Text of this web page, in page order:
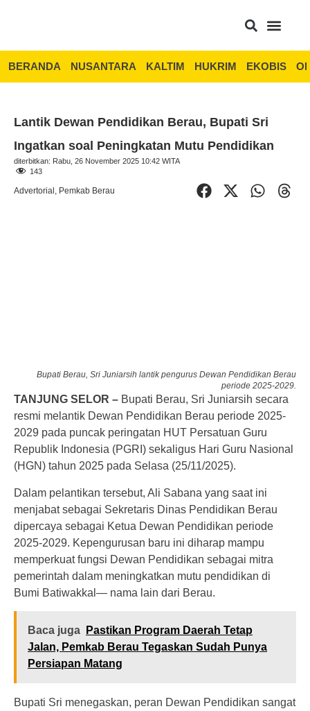
BERANDA NUSANTARA KALTIM HUKRIM EKOBIS
Lantik Dewan Pendidikan Berau, Bupati Sri
Ingatkan soal Peningkatan Mutu Pendidikan
diterbitkan: Rabu, 26 November 2025 10:42 WITA
143
Advertorial , Pemkab Berau
Bupati Berau, Sri Juniarsih lantik pengurus Dewan Pendidikan Berau
periode 2025-2029.
TANJUNG SELOR – Bupati Berau, Sri Juniarsih secara
resmi melantik Dewan Pendidikan Berau periode 2025-
2029 pada puncak peringatan HUT Persatuan Guru
Republik Indonesia (PGRI) sekaligus Hari Guru Nasional
(HGN) tahun 2025 pada Selasa (25/11/2025).
Dalam pelantikan tersebut, Ali Sabana yang saat ini
menjabat sebagai Sekretaris Dinas Pendidikan Berau
dipercaya sebagai Ketua Dewan Pendidikan periode
2025-2029. Kepengurusan baru ini diharap mampu
memperkuat fungsi Dewan Pendidikan sebagai mitra
pemerintah dalam meningkatkan mutu pendidikan di
Bumi Batiwakkal— nama lain dari Berau.
Baca juga
Pastikan Program Daerah Tetap
Jalan, Pemkab Berau Tegaskan Sudah Punya
Persiapan Matang
Bupati Sri menegaskan, peran Dewan Pendidikan sangat